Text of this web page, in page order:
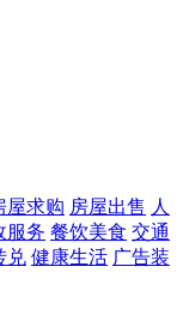
屋求购 房屋出售 人
服务 餐饮美食 交通
兑 健康生活 广告装